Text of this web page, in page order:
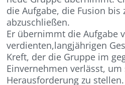
die Aufgabe, die Fusion bis
abzuschließen.
Er übernimmt die Aufgabe
verdienten,langjährigen
Kreft, der die Gruppe im
Einvernehmen verlässt,
Herausforderung zu stellen.